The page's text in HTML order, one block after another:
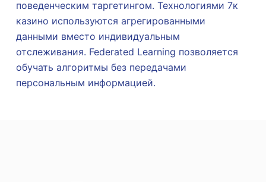
поведенческим таргетингом. Технологиями 7к
казино используются агрегированными
данными вместо индивидуальным
отслеживания. Federated Learning позволяется
обучать алгоритмы без передачами
персональным информацией.